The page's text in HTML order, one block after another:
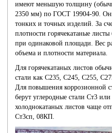
имеют меньшую толщину
2350 мм) по ГОСТ 19904-90.
тонких и точных изделий. За
плотности горячекатаные
при одинаковой площади. Вес
объема и плотности материала.
Для горячекатаных листов
стали как С235, С245, С255,
Для повышения коррозионной
берут углеродные стали Ст3
холоднокатаных листов чаще
Ст3сп, 08КП.